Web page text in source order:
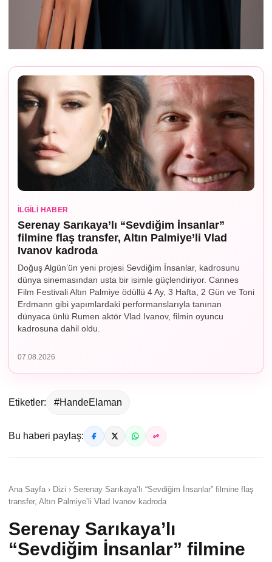
İLGILI HABER
Serenay Sarıkaya’lı “Sevdiğim İnsanlar”
filmine flaş transfer, Altın Palmiye’li Vlad
Ivanov kadroda
Doğuş Algün’ün yeni projesi Sevdiğim İnsanlar, kadrosunu
dünya sinemasından usta bir isimle güçlendiriyor. Cannes
Film Festivali Altın Palmiye ödüllü 4 Ay, 3 Hafta, 2 Gün ve Toni
Erdmann gibi yapımlardaki performanslarıyla tanınan
dünyaca ünlü Rumen aktör Vlad Ivanov, filmin oyuncu
kadrosuna dahil oldu.
07.08.2026
Etiketler: #HandeElaman
Bu haberi paylaş:
Ana Sayfa › Dizi › Serenay Sarıkaya’lı “Sevdiğim İnsanlar” filmine flaş
transfer, Altın Palmiye’li Vlad Ivanov kadroda
Serenay Sarıkaya’lı
“Sevdiğim İnsanlar” filmine